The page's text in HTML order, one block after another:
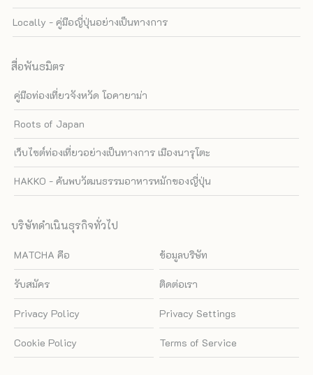
Locally - คู่มือญี่ปุ่นอย่างเป็นทางการ
สื่อพันธมิตร
คู่มือท่องเที่ยวจังหวัด โอคายาม่า
Roots of Japan
เว็บไซต์ท่องเที่ยวอย่างเป็นทางการ เมืองนารุโตะ
HAKKO - ค้นพบวัฒนธรรมอาหารหมักของญี่ปุ่น
บริษัทดำเนินธุรกิจทั่วไป
MATCHA คือ ข้อมูลบริษัท
รับสมัคร ติดต่อเรา
Privacy Policy Privacy Settings
Cookie Policy Terms of Service